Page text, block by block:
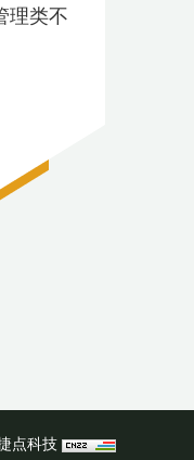
理类不
点科技